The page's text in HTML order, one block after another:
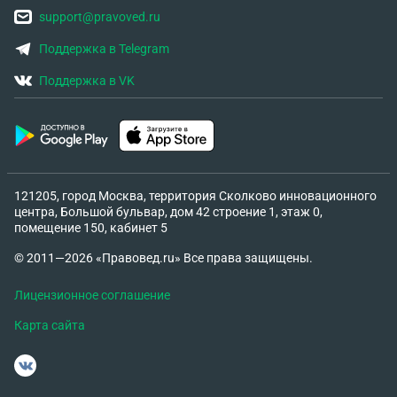
support@pravoved.ru
Поддержка в Telegram
Поддержка в VK
121205, город Москва, территория Сколково инновационного
центра, Большой бульвар, дом 42 строение 1, этаж 0,
помещение 150, кабинет 5
© 2011—2026 «Правовед.ru» Все права защищены.
Лицензионное соглашение
Карта сайта